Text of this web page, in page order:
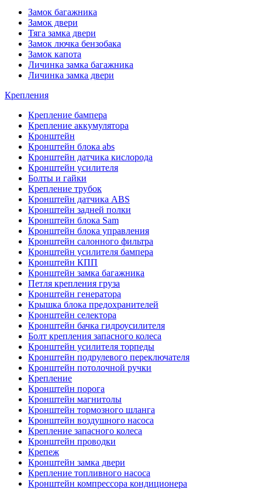
Замок багажника
Замок двери
Тяга замка двери
Замок лючка бензобака
Замок капота
Личинка замка багажника
Личинка замка двери
Крепления
Крепление бампера
Крепление аккумулятора
Кронштейн
Кронштейн блока abs
Кронштейн датчика кислорода
Кронштейн усилителя
Болты и гайки
Крепление трубок
Кронштейн датчика ABS
Кронштейн задней полки
Кронштейн блока Sam
Кронштейн блока управления
Кронштейн салонного фильтра
Кронштейн усилителя бампера
Кронштейн КПП
Кронштейн замка багажника
Петля крепления груза
Кронштейн генератора
Крышка блока предохранителей
Кронштейн селектора
Кронштейн бачка гидроусилителя
Болт крепления запасного колеса
Кронштейн усилителя торпеды
Кронштейн подрулевого переключателя
Кронштейн потолочной ручки
Крепление
Кронштейн порога
Кронштейн магнитолы
Кронштейн тормозного шланга
Кронштейн воздушного насоса
Крепление запасного колеса
Кронштейн проводки
Крепеж
Кронштейн замка двери
Крепление топливного насоса
Кронштейн компрессора кондиционера